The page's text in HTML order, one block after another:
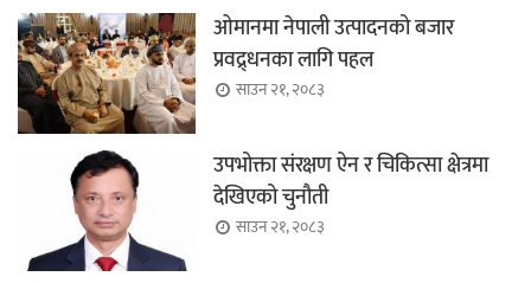
ओमानमा नेपाली उत्पादनको बजार
प्रवद्र्धनका लागि पहल
साउन २१, २०८३
उपभोक्ता संरक्षण ऐन र चिकित्सा क्षेत्रमा
देखिएको चुनौती
साउन २१, २०८३